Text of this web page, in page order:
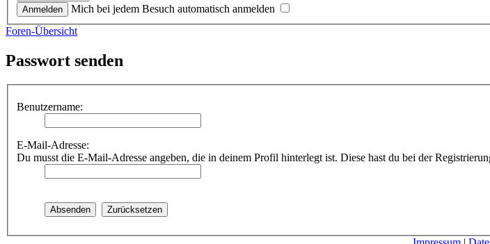
Mich bei jedem Besuch automatisch anmelden
Foren-Übersicht
Passwort senden
Benutzername:
E-Mail-Adresse:
Du musst die E-Mail-Adresse angeben, die in deinem Profil hinterlegt ist. Diese hast du bei der